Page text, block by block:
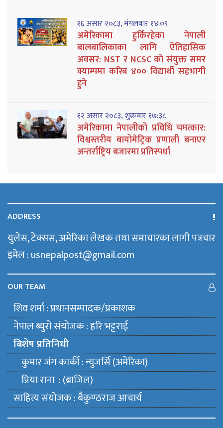
१६ असार २०८३, मंगलवार १४:०९
अमेरिकामा हुर्किरहेका नेपाली
बालबालिकाका लागि ऐतिहासिक
अवसर: NST र NCSC को संयुक्त समर
क्याम्पमा करिब ४०० विद्यार्थी सहभागी
हुने
१२ असार २०८३, शुक्रबार १७:३८
अमेरिकामा नेपालीको प्रविधि चमत्कार:
विश्वस्तरीय बायोमेट्रिक प्रणाली बनाएर
अन्तर्राष्ट्रिय बजारमा प्रतिस्पर्धा
ADDRESS
युलेस, टेक्सस, अमेरिका लेखक तथा समाचारका लागी पत्रचार
इमेल : usnepalpost@gmail.com
OUR TEAM
शिव शर्मा : प्रधानसम्पादक/प्रकाशक
नेपाल ब्युराे संयाेजक : हरि भट्टराई
बिशेष प्रतिनिधी
कुमार जंग कार्की : न्युजर्सि (अमेरिका)
प्रिया राना : (ब्राजिल)
साहित्य संयाेजक : बैकुण्ठराज आचार्य